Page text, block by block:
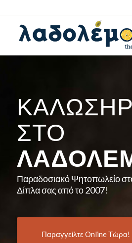
ΣΤΟ
Παραδοσιακό Ψητοπωλείο
Δίπλα σας από το 2007!
Παραγγείλτε Online Τώρα!